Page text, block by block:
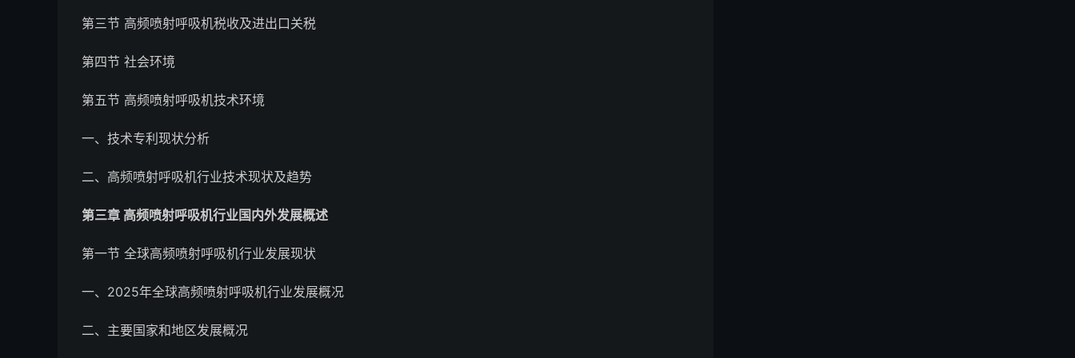
第三节 高频喷射呼吸机税收及进出口关税
第四节 社会环境
第五节 高频喷射呼吸机技术环境
一、技术专利现状分析
二、高频喷射呼吸机行业技术现状及趋势
第三章 高频喷射呼吸机行业国内外发展概述
第一节 全球高频喷射呼吸机行业发展现状
一、2025年全球高频喷射呼吸机行业发展概况
二、主要国家和地区发展概况